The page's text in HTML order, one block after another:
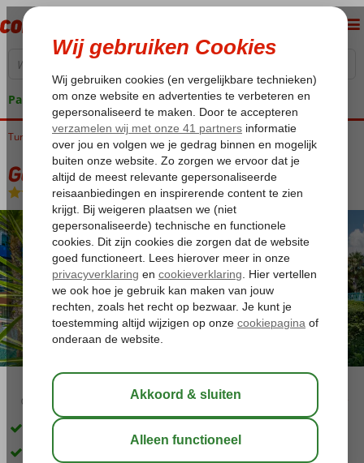
Pakketgarantie
Home
Turkije Turkse Riviera Alanya Alanya-Centrum Gardenia Hotel
Gardenia Hotel
Halfpension- Hotel
03:45
Slechts 50 meter van het Kleopatra strand
Kleinschalig hotel